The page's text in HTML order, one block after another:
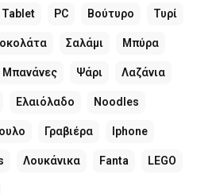
Tablet PC Βούτυρο Τυρί
Σαλάμι Μπύρα
Μπανάνες Ψάρι Λαζάνια
Ελαιόλαδο Noodles
Γραβιέρα Iphone
Λουκάνικα Fanta LEGO